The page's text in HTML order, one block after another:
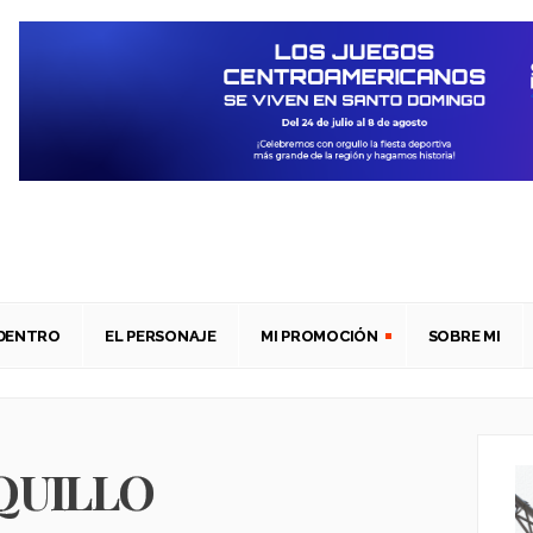
EL PERSONAJE MI PROMOCIÓN SOBRE MI